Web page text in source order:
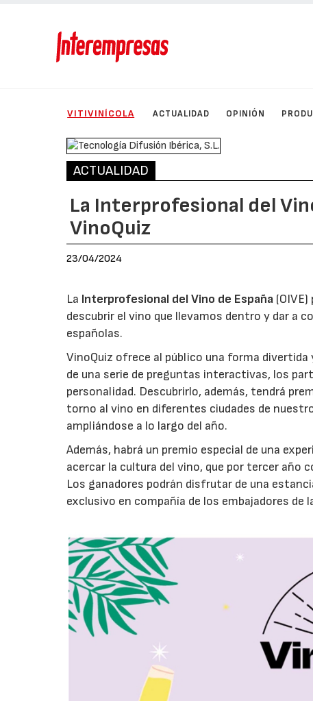
VITIVINÍCOLA ACTUALIDAD OPINIÓN
ACTUALIDAD
La Interprofesional del
VinoQuiz
23/04/2024
La Interprofesional del Vino de España
descubrir el vino que llevamos dentro y dar a
españolas.
VinoQuiz ofrece al público una forma
de una serie de preguntas interactivas, los
personalidad. Descubrirlo, además, tendrá
torno al vino en diferentes ciudades de
ampliándose a lo largo del año.
Además, habrá un premio especial de una
acercar la cultura del vino, que por tercer año
Los ganadores podrán disfrutar de una
exclusivo en compañía de los embajadores de